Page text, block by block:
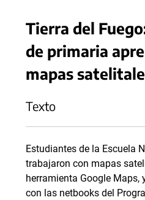
Tierra del
de primaria
mapas
Texto
Estudiantes de la Escuela
trabajaron con mapas
herramienta Google Maps,
con las netbooks del